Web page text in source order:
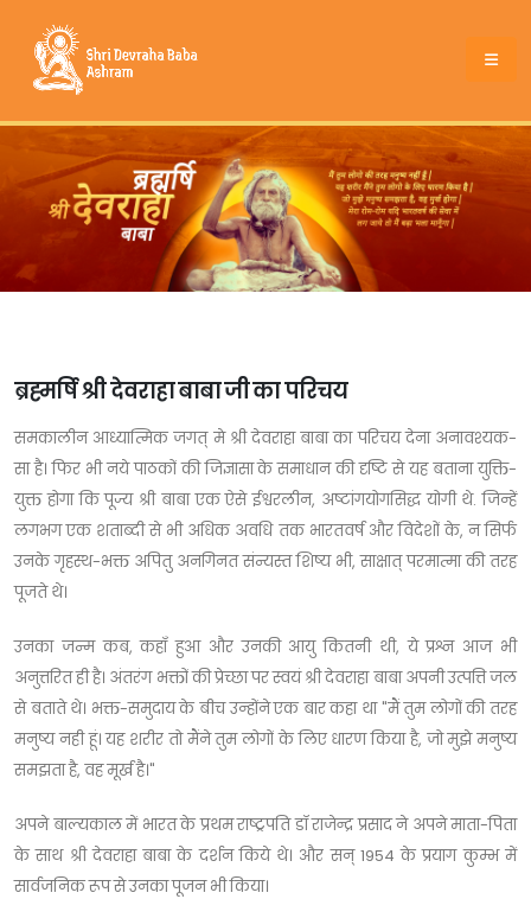
ब्रह्मर्षि श्री देवराहा बाबा जी का परिचय
समकालीन आध्यात्मिक जगत् मे श्री देवराहा बाबा का परिचय देना अनावश्यक-
सा है। फिर भी नये पाठकों की जिज्ञासा के समाधान की दृष्टि से यह बताना युक्ति-
युक्त होगा कि पूज्य श्री बाबा एक ऐसे ईश्वरलीन, अष्टांगयोगसिद्ध योगी थे. जिन्हें
लगभग एक शताब्दी से भी अधिक अवधि तक भारतवर्ष और विदेशों के, न सिर्फ
उनके गृहस्थ-भक्त अपितु अनगिनत संन्यस्त शिष्य भी, साक्षात् परमात्मा की तरह
पूजते थे।
उनका जन्म कब, कहाँ हुआ और उनकी आयु कितनी थी, ये प्रश्न आज भी
अनुत्तरित ही है। अंतरंग भक्तों की प्रेच्छा पर स्वयं श्री देवराहा बाबा अपनी उत्पत्ति जल
से बताते थे। भक्त-समुदाय के बीच उन्होंने एक बार कहा था "मैं तुम लोगों की तरह
मनुष्य नही हूं। यह शरीर तो मैंने तुम लोगों के लिए धारण किया है, जो मुझे मनुष्य
समझता है, वह मूर्ख है।"
अपने बाल्यकाल में भारत के प्रथम राष्ट्रपति डॉ राजेन्द्र प्रसाद ने अपने माता-पिता
के साथ श्री देवराहा बाबा के दर्शन किये थे। और सन् 1954 के प्रयाग कुम्भ में
सार्वजनिक रूप से उनका पूजन भी किया।